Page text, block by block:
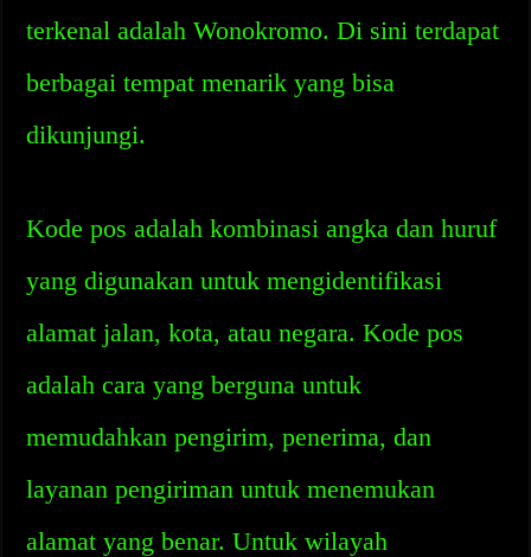
terkenal adalah Wonokromo. Di sini terdapat
berbagai tempat menarik yang bisa
dikunjungi.
Kode pos adalah kombinasi angka dan huruf
yang digunakan untuk mengidentifikasi
alamat jalan, kota, atau negara. Kode pos
adalah cara yang berguna untuk
memudahkan pengirim, penerima, dan
layanan pengiriman untuk menemukan
alamat yang benar. Untuk wilayah